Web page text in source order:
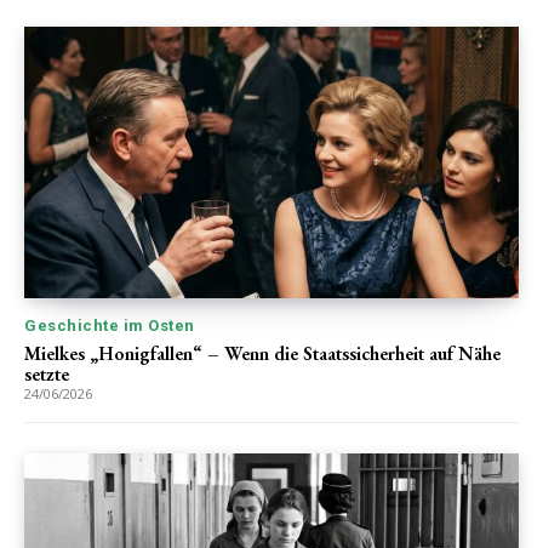
Geschichte im Osten
Mielkes „Honigfallen“ – Wenn die Staatssicherheit auf Nähe
setzte
24/06/2026